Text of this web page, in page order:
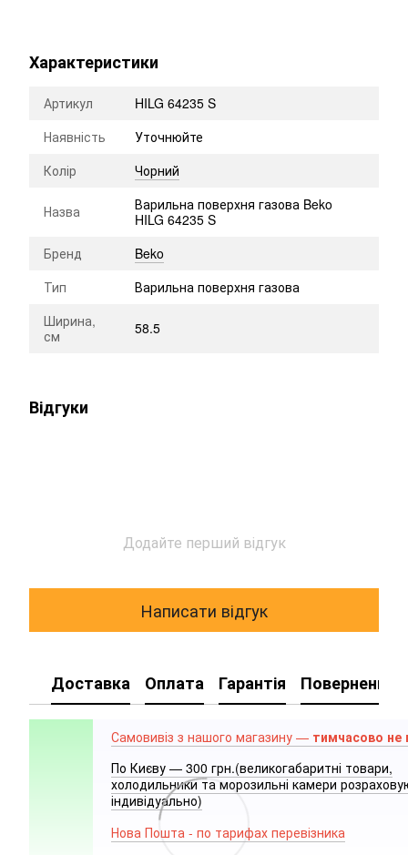
Характеристики
Артикул
HILG 64235 S
Наявність
Уточнюйте
Колір
Чорний
Назва
Варильна поверхня газова Beko
HILG 64235 S
Бренд
Beko
Тип
Варильна поверхня газова
Ширина,
см
58.5
Відгуки
Додайте перший відгук
Написати відгук
Доставка Оплата Гарантія Повернення
Самовивіз з нашого магазину — тимчасово не
По Києву — 300 грн.(великогабаритні товари,
холодильники та морозильні камери
індивідуально)
Нова Пошта - по тарифах перевізника